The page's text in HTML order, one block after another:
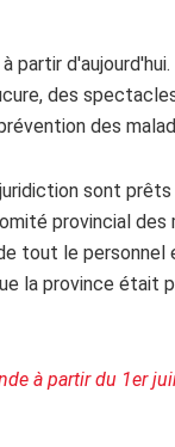
partir
des
des
sont prêts
provincial
tout le
la province était
à partir du 1er